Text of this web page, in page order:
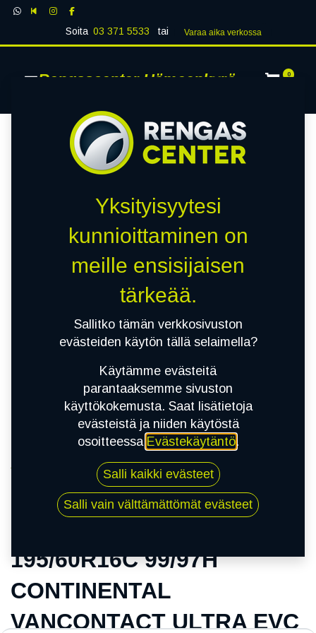
Soita 03 371 5533 tai Varaa aika verk​​​​ossa
Rengascenter Hämeenkyrö 0
195/60R16C 99/97H CONTINENTAL
VANCONTACT ULTRA EVC
195/60R16C 99/97H
CONTINENTAL
VANCONTACT ULTRA EVC
Yksityisyytesi
kunnioittaminen on
meille ensisijaisen
tärkeää.
Sallitko tämän verkkosivuston
evästeiden käytön tällä selaimella?
Käytämme evästeitä
parantaaksemme sivuston
käyttökokemusta. Saat lisätietoja
evästeistä ja niiden käytöstä
osoitteessa Evästekäytäntö.
Salli kaikki evästeet
Salli vain välttämättömät evästeet